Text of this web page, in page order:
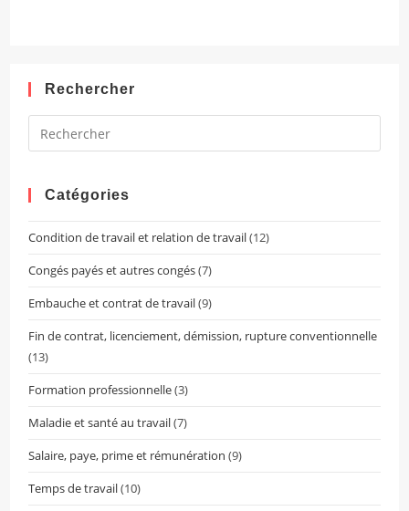
Rechercher
Catégories
Condition de travail et relation de travail(12)
Congés payés et autres congés(7)
Embauche et contrat de travail(9)
Fin de contrat, licenciement, démission, rupture conventionnelle
(13)
Formation professionnelle(3)
Maladie et santé au travail(7)
Salaire, paye, prime et rémunération (9)
Temps de travail(10)